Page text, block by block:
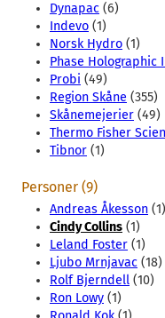
Dynapac (6)
Indevo (1)
Norsk Hydro (1)
Phase Holographic
Probi (49)
Region Skåne (355)
Skånemejerier (49)
Thermo Fisher
Tibnor (1)
Personer (9)
Andreas Åkesson (1)
Cindy Collins (1)
Leland Foster (1)
Ljubo Mrnjavac (18)
Rolf Bjerndell (10)
Ron Lowy (1)